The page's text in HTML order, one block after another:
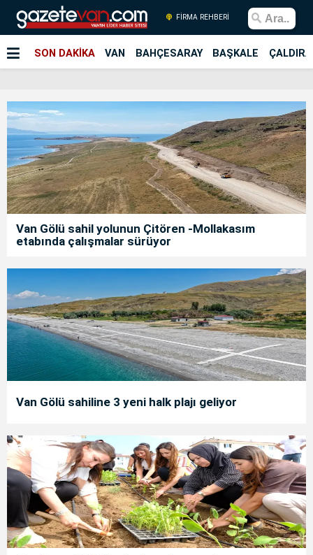
FİRMA REHBERİ
SON DAKİKA VAN BAHÇESARAY BAŞKALE
Van Gölü sahil yolunun Çitören -Mollakasım
etabında çalışmalar sürüyor
Van Gölü sahiline 3 yeni halk plajı geliyor